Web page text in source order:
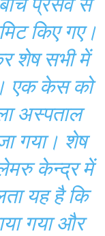
किए गए।
शेष सभी में
एक केस को
अस्पताल
गया। शेष
लेमरु केन्द्र में
यह है कि
गया और